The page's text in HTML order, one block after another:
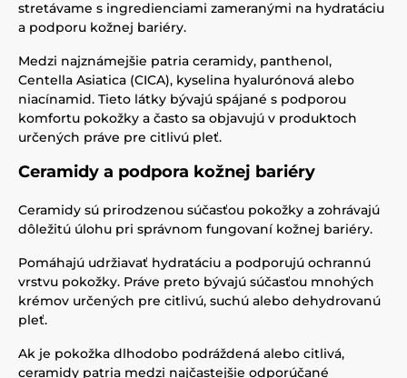
stretávame s ingredienciami zameranými na hydratáciu
a podporu kožnej bariéry.
Medzi najznámejšie patria ceramidy, panthenol,
Centella Asiatica (CICA), kyselina hyalurónová alebo
niacínamid. Tieto látky bývajú spájané s podporou
komfortu pokožky a často sa objavujú v produktoch
určených práve pre citlivú pleť.
Ceramidy a podpora kožnej bariéry
Ceramidy sú prirodzenou súčasťou pokožky a zohrávajú
dôležitú úlohu pri správnom fungovaní kožnej bariéry.
Pomáhajú udržiavať hydratáciu a podporujú ochrannú
vrstvu pokožky. Práve preto bývajú súčasťou mnohých
krémov určených pre citlivú, suchú alebo dehydrovanú
pleť.
Ak je pokožka dlhodobo podráždená alebo citlivá,
ceramidy patria medzi najčastejšie odporúčané